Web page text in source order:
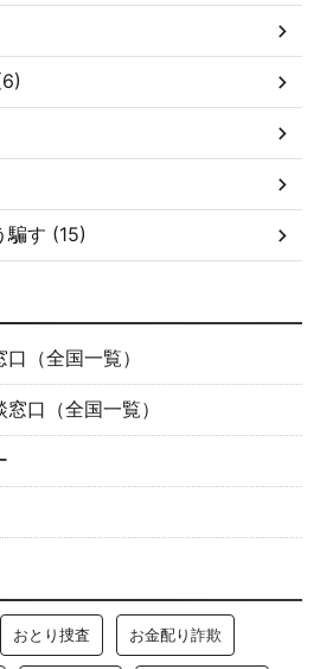
騙す (15)
（全国一覧）
口（全国一覧）
おとり捜査 お金配り詐欺